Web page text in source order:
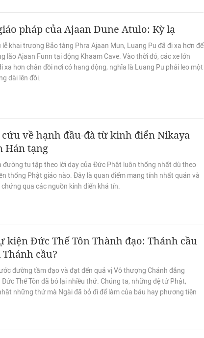
pháp của Ajaan Dune Atulo: Kỳ lạ
lễ khai trương Bảo tàng Phra Ajaan Mun, Luang Pu đã đi xa hơn để
lão Ajaan Funn tại động Khaam Cave. Vào thời đó, các xe lớn
xa hơn chân đồi nơi có hang động, nghĩa là Luang Pu phải leo một
dài lên đồi.
về hạnh đầu-đà từ kinh điển Nikaya
Hán tạng
đường tu tập theo lời dạy của Đức Phật luôn thống nhất dù theo
thống Phật giáo nào. Đây là quan điểm mang tính nhất quán và
chứng qua các nguồn kinh điển khả tín.
kiện Đức Thế Tôn Thành đạo: Thánh cầu
cầu?
đường tầm đạo và đạt đến quả vị Vô thượng Chánh đẳng
Đức Thế Tôn đã bỏ lại nhiều thứ. Chúng ta, những đệ tử Phật,
những thứ mà Ngài đã bỏ đi để làm của báu hay phương tiện